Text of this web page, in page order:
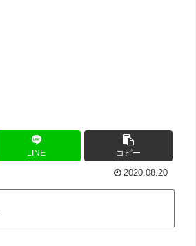
LINE コピー
2020.08.20